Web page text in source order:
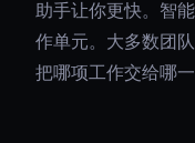
助手让你更快。智
作单元。大多数团
把哪项工作交给哪一